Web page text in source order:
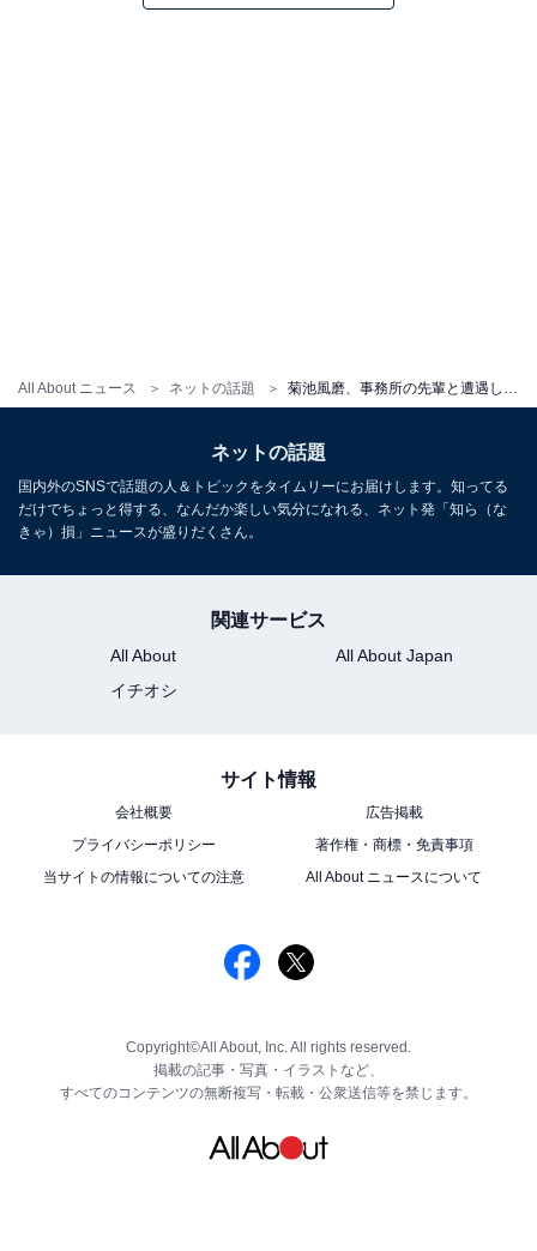
All About ニュース ネットの話題
ネットの話題
国内外のSNSで話題の人＆トピックをタイムリーにお届けします。知ってる
だけでちょっと得する、なんだか楽しい気分になれる、ネット発「知ら（な
きゃ）損」ニュースが盛りだくさん。
関連サービス
All About
All About Japan
イチオシ
サイト情報
会社概要
広告掲載
プライバシーポリシー
著作権・商標・免責事項
当サイトの情報についての注意
All About ニュースについて
Copyright©All About, Inc. All rights reserved.
掲載の記事・写真・イラストなど、
すべてのコンテンツの無断複写・転載・公衆送信等を禁じます。